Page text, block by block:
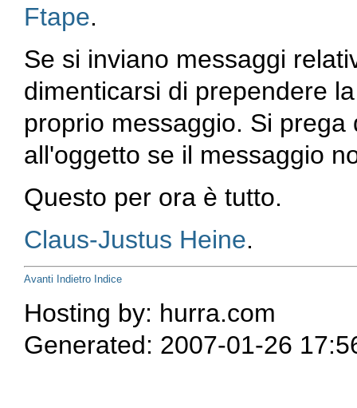
Ftape.
Se si inviano messaggi
dimenticarsi di prependere
proprio messaggio. Si
all'oggetto se il messaggio
Questo per ora è tutto.
Claus-Justus Heine.
Avanti Indietro Indice
Hosting by: hurra.com
Generated: 2007-01-26